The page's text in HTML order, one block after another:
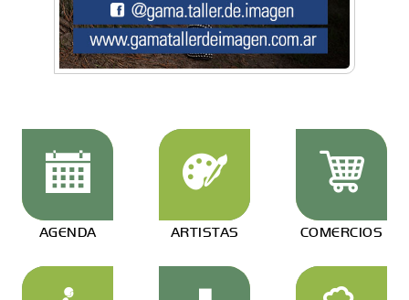
AGENDA ARTISTAS COMERCIOS